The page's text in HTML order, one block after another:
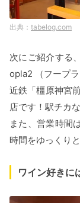
tabelog.com
次にご紹介する
opla2 （フープラ
近鉄「橿原神宮
店です！駅チカ
また、営業時間
時間をゆっくり
ワイン好きに